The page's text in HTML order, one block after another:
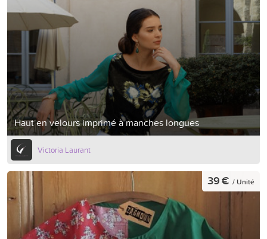
Haut en velours imprimé à manches longues
Victoria Laurant
39 € / Unité